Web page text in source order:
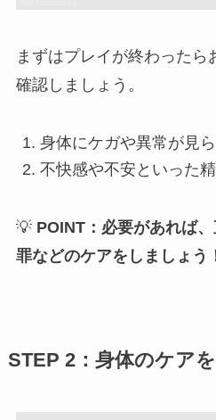
まずはプレイが終わったら
確認しましょう。
身体にケガや異常が見
不快感や不安といった
💡 POINT： 必要があれば
罪などのケアをしましょう
STEP 2：身体のケア